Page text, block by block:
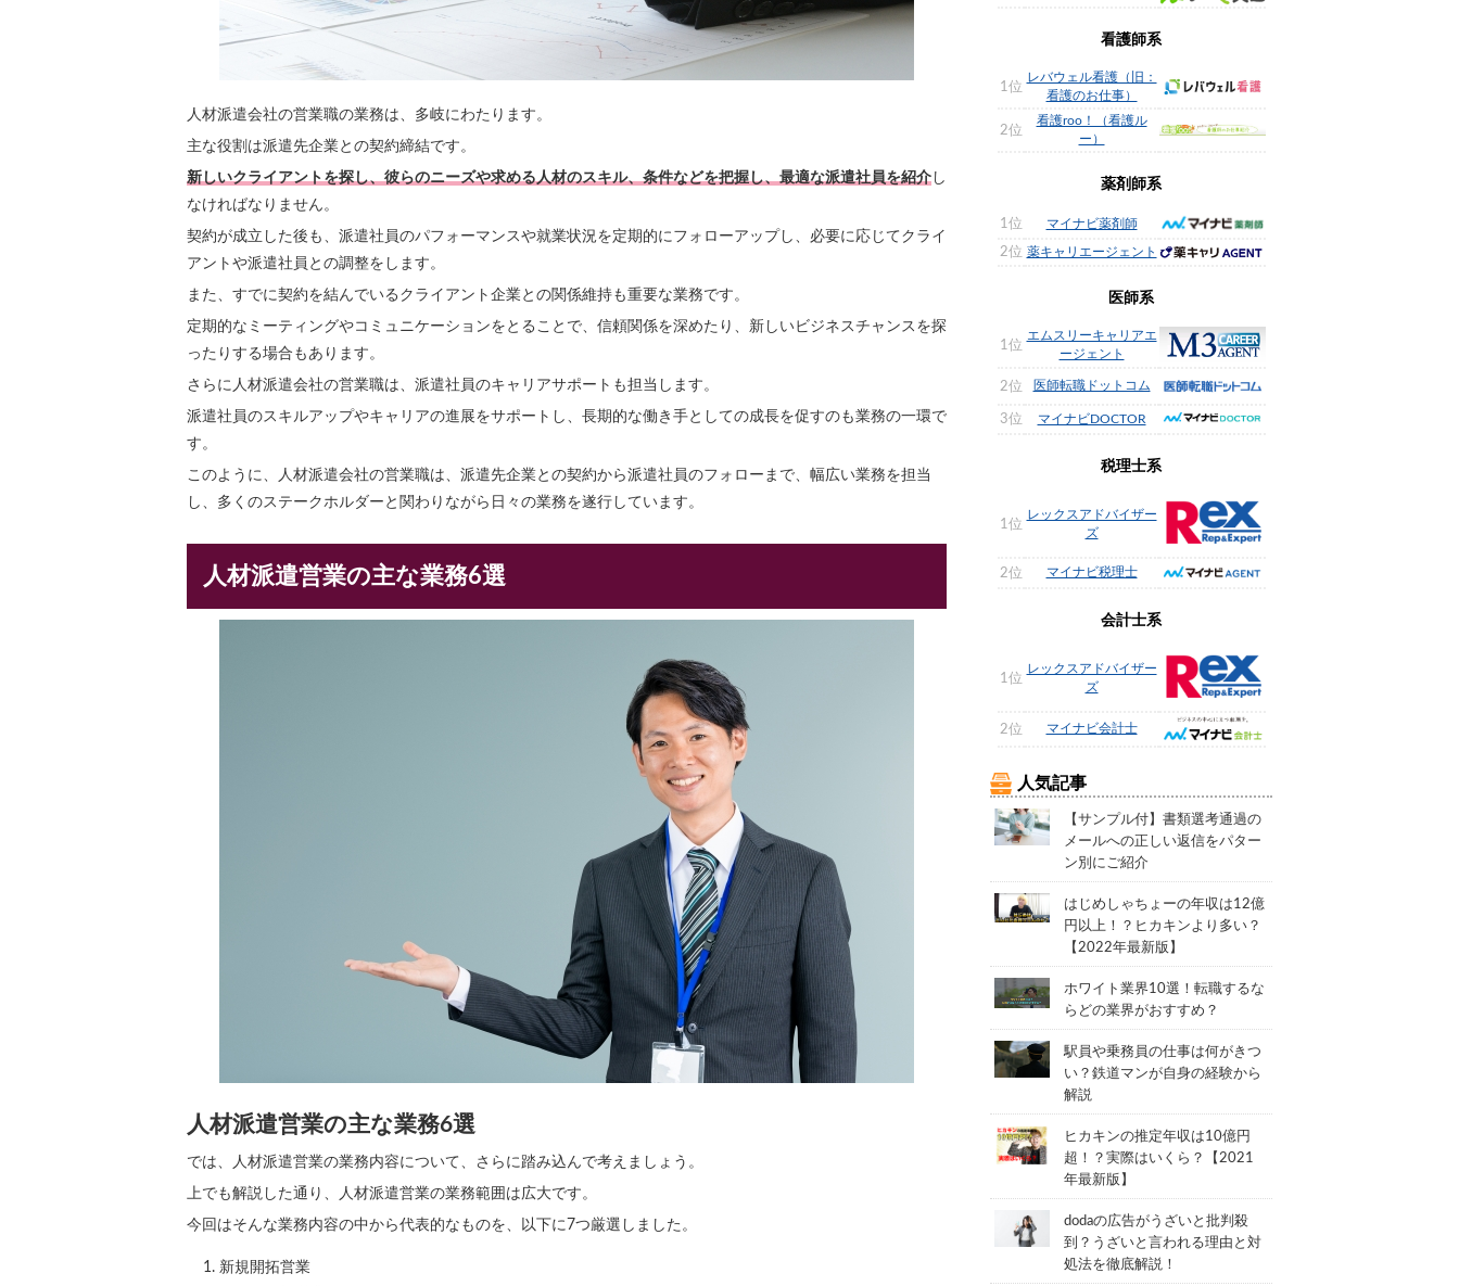
人材派遣会社の営業職の業務は、多岐にわたります。
主な役割は派遣先企業との契約締結です。
新しいクライアントを探し、彼らのニーズや求める人材のスキル、条件などを把握し、最適な派遣社員を紹介 し
なければなりません。
契約が成立した後も、派遣社員のパフォーマンスや就業状況を定期的にフォローアップし、必要に応じてクライ
アントや派遣社員との調整をします。
また、すでに契約を結んでいるクライアント企業との関係維持も重要な業務です。
定期的なミーティングやコミュニケーションをとることで、信頼関係を深めたり、新しいビジネスチャンスを探
ったりする場合もあります。
さらに人材派遣会社の営業職は、派遣社員のキャリアサポートも担当します。
派遣社員のスキルアップやキャリアの進展をサポートし、長期的な働き手としての成長を促すのも業務の一環で
す。
このように、人材派遣会社の営業職は、派遣先企業との契約から派遣社員のフォローまで、幅広い業務を担当
し、多くのステークホルダーと関わりながら日々の業務を遂行しています。
人材派遣営業の主な業務6選
人材派遣営業の主な業務6選
では、人材派遣営業の業務内容について、さらに踏み込んで考えましょう。
上でも解説した通り、人材派遣営業の業務範囲は広大です。
今回はそんな業務内容の中から代表的なものを、以下に7つ厳選しました。
新規開拓営業
看護師系
1位
レバウェル看護（旧：
看護のお仕事）
2位
看護roo！（看護ル
ー）
薬剤師系
1位 マイナビ薬剤師
2位 薬キャリエージェント
医師系
1位
エムスリーキャリアエ
ージェント
2位 医師転職ドットコム
3位 マイナビDOCTOR
税理士系
1位
レックスアドバイザー
ズ
2位 マイナビ税理士
会計士系
1位
レックスアドバイザー
ズ
2位 マイナビ会計士
人気記事
【サンプル付】書類選考通過の
メールへの正しい返信をパター
ン別にご紹介
はじめしゃちょーの年収は12億
円以上！？ヒカキンより多い？
【2022年最新版】
ホワイト業界10選！転職するな
らどの業界がおすすめ？
駅員や乗務員の仕事は何がきつ
い？鉄道マンが自身の経験から
解説
ヒカキンの推定年収は10億円
超！？実際はいくら？【2021
年最新版】
dodaの広告がうざいと批判殺
到？うざいと言われる理由と対
処法を徹底解説！